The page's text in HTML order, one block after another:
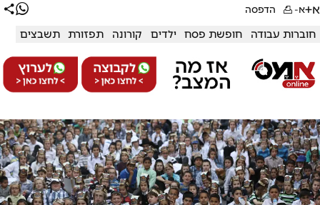
א+א- הדפסה
חוברות עבודה חופשת פסח ילדים קורונה תפזורת תשבצים